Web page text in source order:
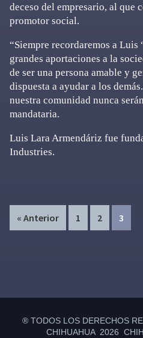
deceso del empresario, al que
promotor social.
“Siempre recordaremos a
grandes aportaciones a la
de ser una persona amable y
dispuesta a ayudar a los
nuestra comunidad nunca
mandataria.
Luis Lara Armendáriz fue
Industries.
« Anterior Page
1 Page
2 Page
3
® TODOS LOS DERECHOS
CHIHUAHUA 2026